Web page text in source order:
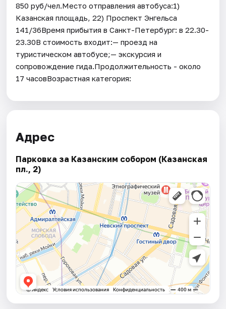
850 руб/чел.Место отправления автобуса:1)
Казанская площадь, 22) Проспект Энгельса
141/36Время прибытия в Санкт-Петербург: в 22.30-
23.30В стоимость входит:— проезд на
туристическом автобусе;— экскурсия и
сопровождение гида.Продолжительность - около
17 часовВозрастная категория:
Адрес
Парковка за Казанским собором (Казанская
пл., 2)